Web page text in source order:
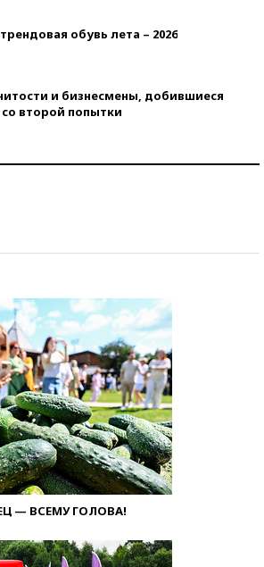
обувь лета – 2026
и бизнесмены, добившиеся
со второй попытки
— ВСЕМУ ГОЛОВА!